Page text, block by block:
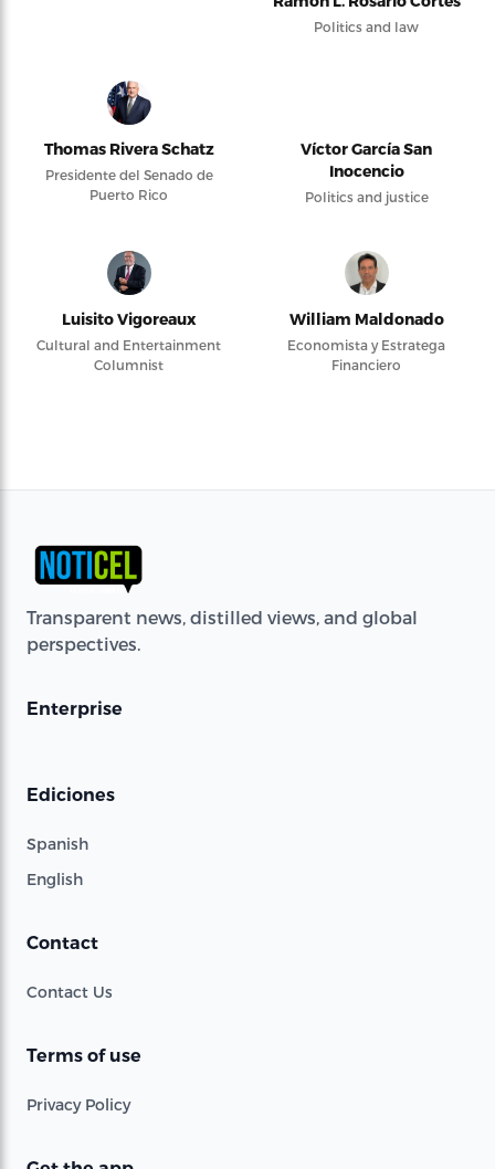
Politics and law
Thomas Rivera Schatz
Presidente del Senado de
Puerto Rico
Víctor García San
Inocencio
Politics and justice
Luisito Vigoreaux
Cultural and Entertainment
Columnist
William Maldonado
Economista y Estratega
Financiero
Transparent news, distilled views, and global
perspectives.
Enterprise
Ediciones
Spanish
English
Contact
Contact Us
Terms of use
Privacy Policy